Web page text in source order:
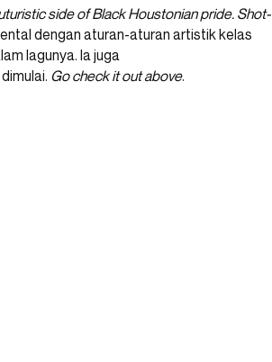
side of Black Houstonian pride. Shot-
dengan aturan-aturan artistik kelas
lagunya. Ia juga
Go check it out above.